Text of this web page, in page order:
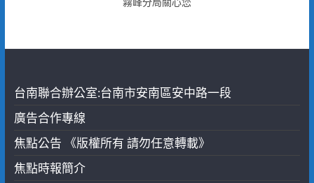
台南聯合辦公室:台南市安南區安中路一段
廣告合作專線
焦點公告 《版權所有 請勿任意轉載》
焦點時報簡介